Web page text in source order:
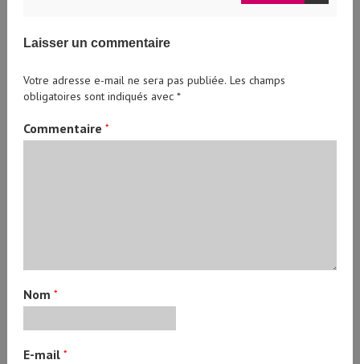
Laisser un commentaire
Votre adresse e-mail ne sera pas publiée. Les champs
obligatoires sont indiqués avec*
Commentaire*
Nom*
E-mail*